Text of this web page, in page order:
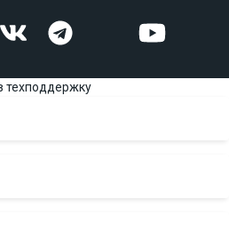
техподдержку